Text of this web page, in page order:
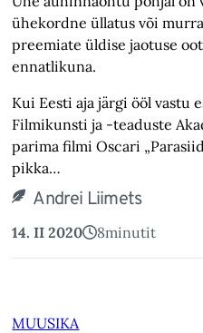
ühekordne üllatus või
preemiate üldise jaotuse
ennatlikuna.
Kui Eesti aja järgi ööl vastu
Filmikunsti ja -teaduste
parima filmi Oscari
pikka…
Andrei Liimets
14. II 2020 8minutit
MUUSIKA